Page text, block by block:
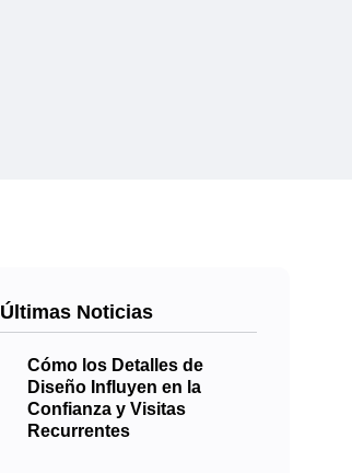
Últimas Noticias
Cómo los Detalles de
Diseño Influyen en la
Confianza y Visitas
Recurrentes